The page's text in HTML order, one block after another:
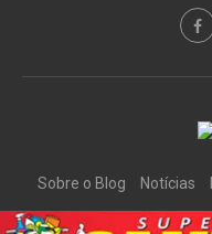
Sobre o Blog Notícias